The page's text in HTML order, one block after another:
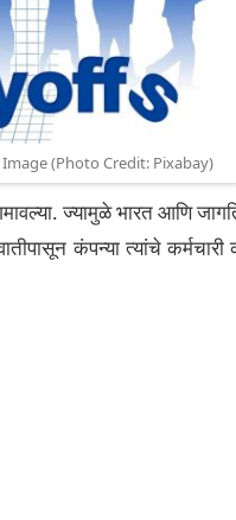
(Photo Credit: Pixabay)
ज्यामुळे भारत आणि
कंपन्या त्यांचे